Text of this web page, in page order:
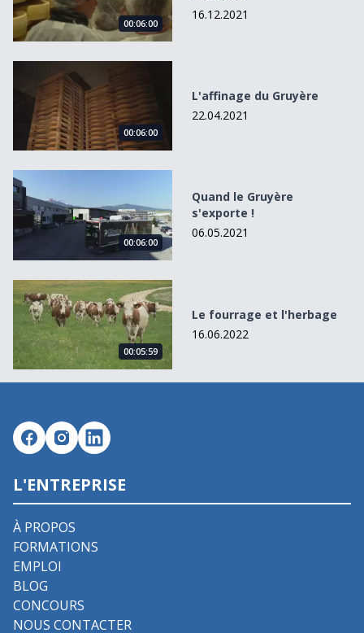
00:06:00
16.12.2021
L&#039;affinage du Gruyère
00:06:00
L'affinage du Gruyère
22.04.2021
Quand le Gruyère s&#039;exporte !
00:06:00
Quand le Gruyère
s'exporte !
06.05.2021
Le fourrage et l&#039;herbage
00:05:59
Le fourrage et l'herbage
16.06.2022
L'ENTREPRISE
À PROPOS
FORMATIONS
EMPLOI
BLOG
CONCOURS
NOUS CONTACTER